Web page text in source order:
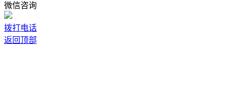
微信咨询
拨打电话
返回顶部